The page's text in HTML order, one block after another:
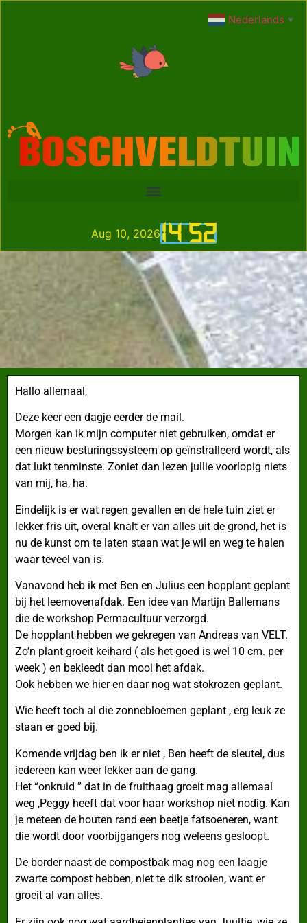
14:52
Aug 10, 2026
Hallo allemaal,
Deze keer een dagje eerder de mail.
Morgen kan ik mijn computer niet gebruiken, omdat er
een nieuw besturingssysteem op geïnstralleerd wordt, als
dat lukt tenminste. Zoniet dan lezen jullie voorlopig niets
van mij, ha, ha.
Eindelijk is er wat regen gevallen en de hele tuin ziet er
lekker fris uit, overal knalt er van alles uit de grond, het is
nu de kunst om te laten staan wat je wil en weg te halen
waar teveel van is.
Vanavond heb ik met Ben en Julius een hopplant geplant
bij het leemovenafdak. Een idee van Martijn Ballemans
die de workshop Permacultuur verzorgd.
De hopplant hebben we gekregen van Andreas van VELT.
Zo’n plant groeit keihard ( als het goed is wel 10 cm. per
week ) en bekleedt dan mooi het afdak.
Ook hebben we hier en daar nog wat stokrozen geplant.
Wie heeft toch al die zonnebloemen geplant , erg leuk ze
staan er goed bij.
Komende vrijdag ben ik er niet , Ben heeft de sleutel, dus
iedereen kan weer lekker aan de gang.
Het “onkruid ” dat in de fruithaag groeit mag allemaal
weg ,Peggy heeft dat voor haar workshop niet nodig. Kan
je meteen de houten rand een beetje fatsoeneren, want
die wordt door voorbijgangers nog weleens gesloopt.
De border naast de compostbak mag nog een laagje
zwarte compost hebben, niet te dik strooien, want er
groeit al van alles.
Nederlands ▼